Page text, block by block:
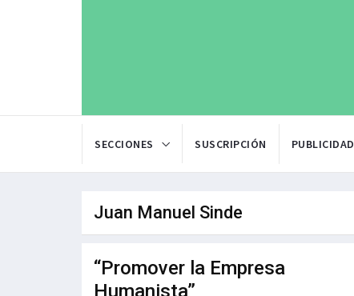
SECCIONES SUSCRIPCIÓN PUBLICIDAD
Juan Manuel Sinde
“Promover la Empresa